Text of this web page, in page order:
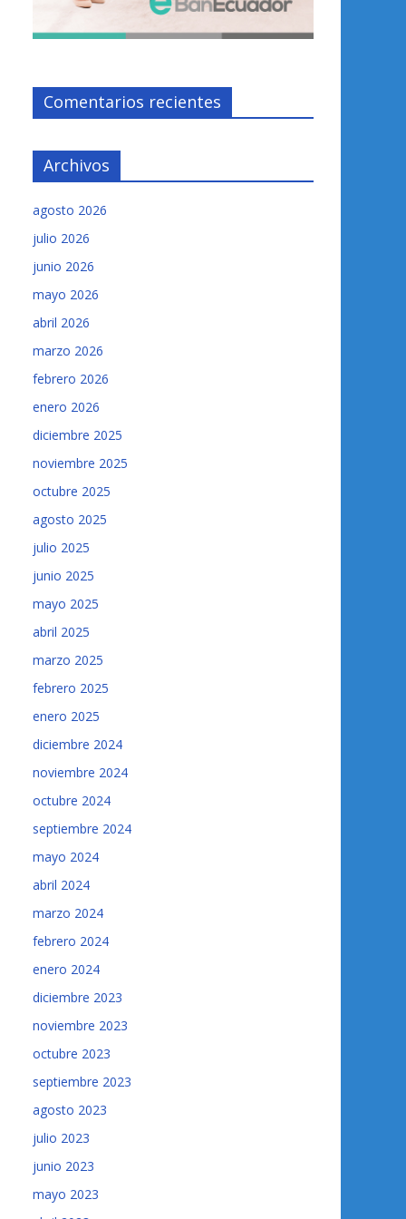
Comentarios recientes
Archivos
agosto 2026
julio 2026
junio 2026
mayo 2026
abril 2026
marzo 2026
febrero 2026
enero 2026
diciembre 2025
noviembre 2025
octubre 2025
agosto 2025
julio 2025
junio 2025
mayo 2025
abril 2025
marzo 2025
febrero 2025
enero 2025
diciembre 2024
noviembre 2024
octubre 2024
septiembre 2024
mayo 2024
abril 2024
marzo 2024
febrero 2024
enero 2024
diciembre 2023
noviembre 2023
octubre 2023
septiembre 2023
agosto 2023
julio 2023
junio 2023
mayo 2023